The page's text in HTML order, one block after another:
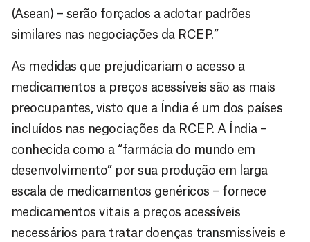
(Asean) – serão forçados a adotar padrões
similares nas negociações da RCEP.”
As medidas que prejudicariam o acesso a
medicamentos a preços acessíveis são as mais
preocupantes, visto que a Índia é um dos países
incluídos nas negociações da RCEP. A Índia –
conhecida como a “farmácia do mundo em
desenvolvimento” por sua produção em larga
escala de medicamentos genéricos – fornece
medicamentos vitais a preços acessíveis
necessários para tratar doenças transmissíveis e